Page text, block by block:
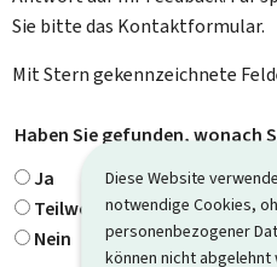
Diese Website
notwendige Cookies,
personenbezogener
können nicht abgelehnt
Sie bitte das Kontaktformular.
Mit Stern gekennzeichnete
Haben Sie gefunden, wonach
Ja
Teilweise
Nein